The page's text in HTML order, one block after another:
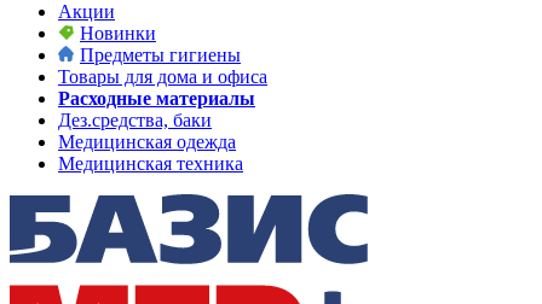
Акции
Новинки
Предметы гигиены
Товары для дома и офиса
Расходные материалы
Дез.средства, баки
Медицинская одежда
Медицинская техника